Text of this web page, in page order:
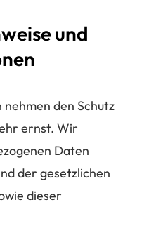
und
den Schutz
ernst. Wir
Daten
der gesetzlichen
dieser